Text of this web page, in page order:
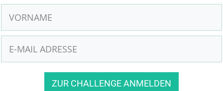
ZUR CHALLENGE ANMELDEN